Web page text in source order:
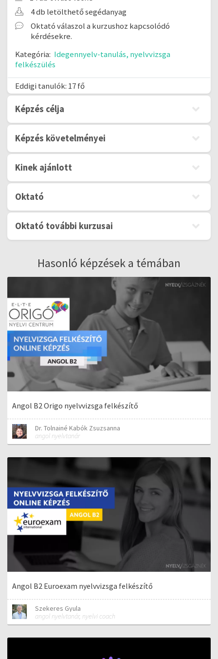
4 db letölthető segédanyag
Oktató válaszol a kurzushoz kapcsolódó
kérdésekre.
Kategória: Idegennyelv-tanulás, nyelvvizsga
felkészülés
Eddigi tanulók: 17 fő
Képzés célja
Képzés követelményei
Kinek ajánlott
Oktató
Oktató további kurzusai
Hasonló képzések a témában
Angol B2 Origo nyelvvizsga felkészítő
Dr. Tolnainé Kabók Zsuzsanna
angol nyelvtanár
Angol B2 Euroexam nyelvvizsga felkészítő
Szekeres Gyula
angol nyelvtanár, nyelvi coach